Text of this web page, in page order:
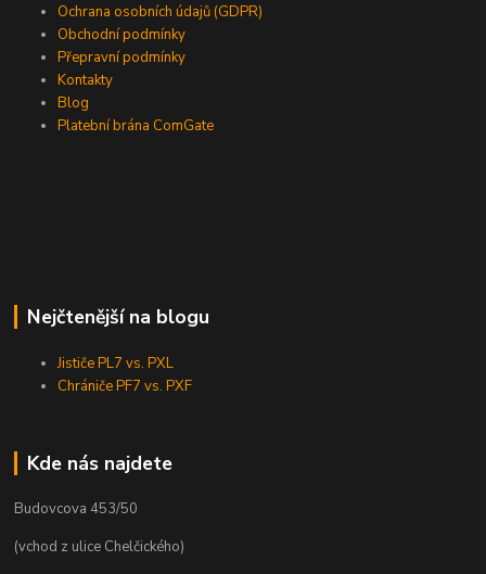
Ochrana osobních údajů (GDPR)
Obchodní podmínky
Přepravní podmínky
Kontakty
Blog
Platební brána ComGate
Nejčtenější na blogu
Jističe PL7 vs. PXL
Chrániče PF7 vs. PXF
Kde nás najdete
Budovcova 453/50
(vchod z ulice Chelčického)